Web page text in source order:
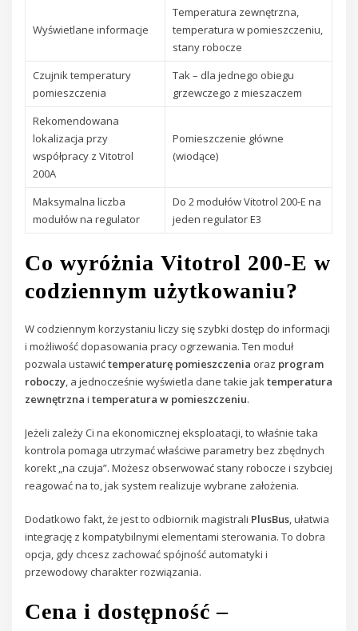
Wyświetlane informacje
Temperatura zewnętrzna,
temperatura w pomieszczeniu,
stany robocze
Czujnik temperatury
pomieszczenia
Tak – dla jednego obiegu
grzewczego z mieszaczem
Rekomendowana
lokalizacja przy
współpracy z Vitotrol
200A
Pomieszczenie główne
(wiodące)
Maksymalna liczba
modułów na regulator
Do 2 modułów Vitotrol 200-E na
jeden regulator E3
Co wyróżnia Vitotrol 200-E w
codziennym użytkowaniu?
W codziennym korzystaniu liczy się szybki dostęp do informacji
i możliwość dopasowania pracy ogrzewania. Ten moduł
pozwala ustawićtemperaturę pomieszczenia oraz program
roboczy, a jednocześnie wyświetla dane takie jaktemperatura
zewnętrzna itemperatura w pomieszczeniu.
Jeżeli zależy Ci na ekonomicznej eksploatacji, to właśnie taka
kontrola pomaga utrzymać właściwe parametry bez zbędnych
korekt „na czuja”. Możesz obserwować stany robocze i szybciej
reagować na to, jak system realizuje wybrane założenia.
Dodatkowo fakt, że jest to odbiornik magistrali PlusBus, ułatwia
integrację z kompatybilnymi elementami sterowania. To dobra
opcja, gdy chcesz zachować spójność automatyki i
przewodowy charakter rozwiązania.
Cena i dostępność –